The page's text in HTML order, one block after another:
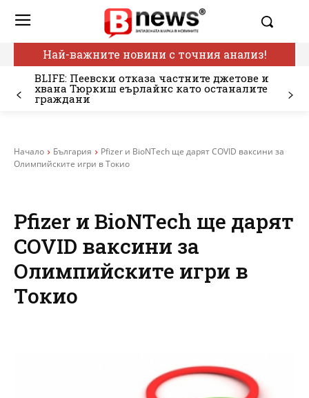
Най-важните новини с точния анализ!
BLIFE: Пеевски отказа частните джетове и
хвана Тюркиш еърлайнс като останалите
граждани
Начало България
Pfizer и BioNTech ще дарят COVID ваксини за
Олимпийските игри в Токио
Pfizer и BioNTech ще дарят
COVID ваксини за
Олимпийските игри в
Токио